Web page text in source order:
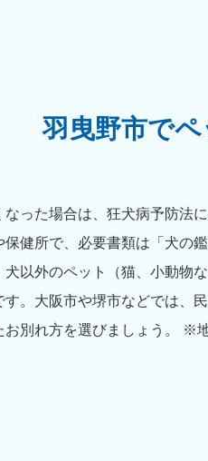
羽曳野市で
なった場合は、狂犬病予防法
保健所で、必要書類は「犬の
犬以外のペット（猫、小動物
す。大阪市や堺市などでは、
お別れ方を選びましょう。 ※